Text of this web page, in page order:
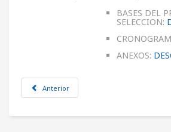
BASES DEL
SELECCION:
ANEXOS:
Anterior